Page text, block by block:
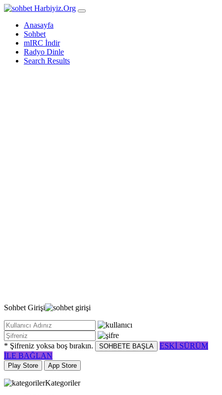
Harbiyiz.Org
Anasayfa
Sohbet
mIRC İndir
Radyo Dinle
Search Results
Sohbet Girişi
* Şifreniz yoksa boş bırakın. SOHBETE BAŞLA
ESKİ SÜRÜM
İLE BAĞLAN
Play Store App Store
Kategoriler